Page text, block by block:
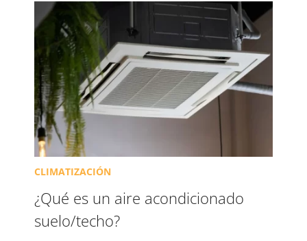
CLIMATIZACIÓN
¿Qué es un aire acondicionado
suelo/techo?